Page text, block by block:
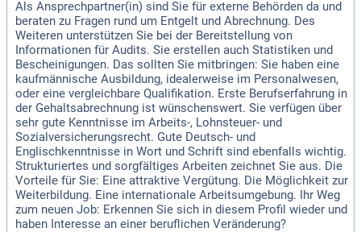
Als Ansprechpartner(in) sind Sie für externe Behörden da und
beraten zu Fragen rund um Entgelt und Abrechnung. Des
Weiteren unterstützen Sie bei der Bereitstellung von
Informationen für Audits. Sie erstellen auch Statistiken und
Bescheinigungen. Das sollten Sie mitbringen: Sie haben eine
kaufmännische Ausbildung, idealerweise im Personalwesen,
oder eine vergleichbare Qualifikation. Erste Berufserfahrung in
der Gehaltsabrechnung ist wünschenswert. Sie verfügen über
sehr gute Kenntnisse im Arbeits-, Lohnsteuer- und
Sozialversicherungsrecht. Gute Deutsch- und
Englischkenntnisse in Wort und Schrift sind ebenfalls wichtig.
Strukturiertes und sorgfältiges Arbeiten zeichnet Sie aus. Die
Vorteile für Sie: Eine attraktive Vergütung. Die Möglichkeit zur
Weiterbildung. Eine internationale Arbeitsumgebung. Ihr Weg
zum neuen Job: Erkennen Sie sich in diesem Profil wieder und
haben Interesse an einer beruflichen Veränderung?